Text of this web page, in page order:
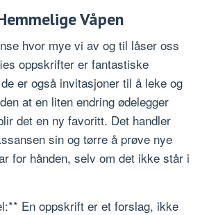
Våpen
hvor mye vi av og til låser oss
oppskrifter er fantastiske
er også invitasjoner til å leke og
at en liten endring ødelegger
det en ny favoritt. Det handler
sin og tørre å prøve nye
for hånden, selv om det ikke står i
En oppskrift er et forslag, ikke